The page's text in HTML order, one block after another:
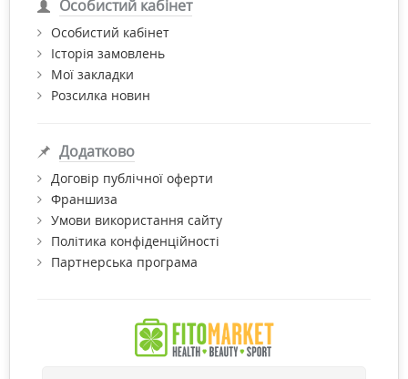
Для чоловіків селен корисний завдяки тому, що:
допомагає підтримувати здоров'я передміхурової
скорочує ризик появи аденоми простати.
Особистий кабінет
Особистий кабінет
Історія замовлень
Мої закладки
Розсилка новин
Додатково
Договір публічної оферти
Франшиза
Умови використання сайту
Політика конфіденційності
Партнерська програма